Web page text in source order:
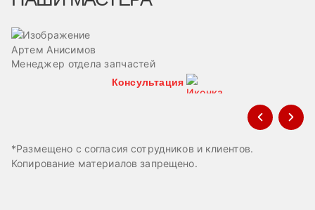
Артем Анисимов
Менеджер отдела запчастей
Консультация
*Размещено с согласия сотрудников и клиентов.
Копирование материалов запрещено.